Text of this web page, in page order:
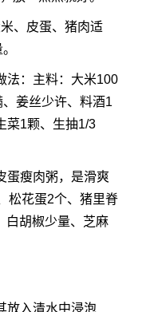
、皮蛋、猪肉适
法：主料：大米100
姜丝少许、料酒1
菜1颗、生抽1/3
蛋瘦肉粥，是滑爽
松花蛋2个、猪里脊
白胡椒少量、芝麻
放入清水中浸泡